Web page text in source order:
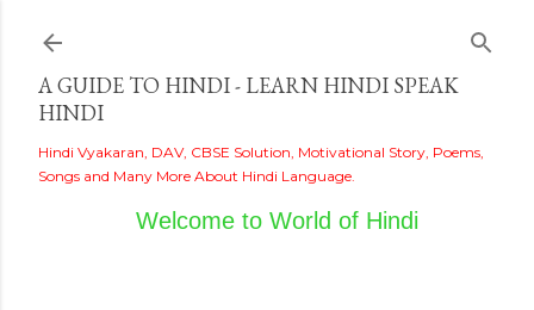
A GUIDE TO HINDI - LEARN HINDI SPEAK
HINDI
Hindi Vyakaran, DAV, CBSE Solution, Motivational Story, Poems,
Songs and Many More About Hindi Language.
Welcome to World of Hindi